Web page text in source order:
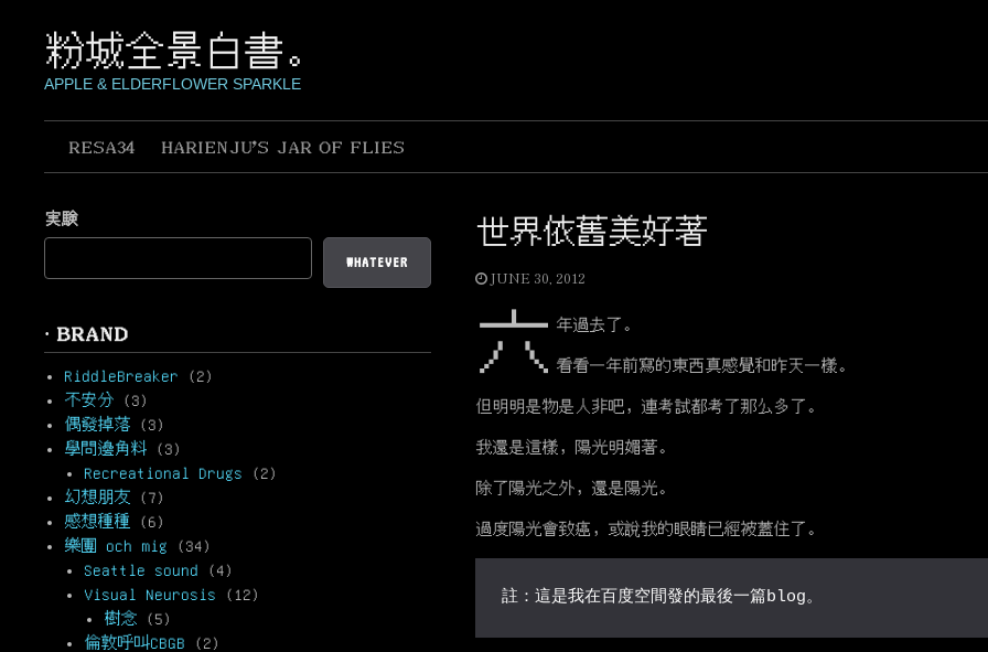
content粉城全景白書。
APPLE & ELDERFLOWER SPARKLE
RESA34 HARIENJU’S JAR OF FLIES
世界依舊美好著
JUNE 30, 2012
六 年過去了。
看看一年前寫的東西真感覺和昨天一樣。
但明明是物是人非吧，連考試都考了那么多了。
我還是這樣，陽光明媚著。
除了陽光之外，還是陽光。
過度陽光會致癌，或說我的眼睛已經被蓋住了。
註：這是我在百度空間發的最後一篇blog。
実験
WHATEVER
· BRAND
RiddleBreaker (2)
不安分 (3)
偶發掉落 (3)
學問邊角料 (3)
Recreational Drugs (2)
幻想朋友 (7)
感想種種 (6)
樂團 och mig (34)
Seattle sound (4)
Visual Neurosis (12)
樹念 (5)
倫敦呼叫CBGB (2)